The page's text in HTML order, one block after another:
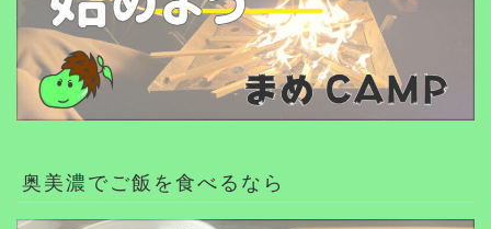
奥美濃でご飯を食べるなら